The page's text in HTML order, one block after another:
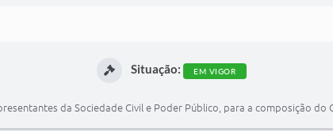
Situação: EM VIGOR
da Sociedade Civil e Poder Público, para a composição do